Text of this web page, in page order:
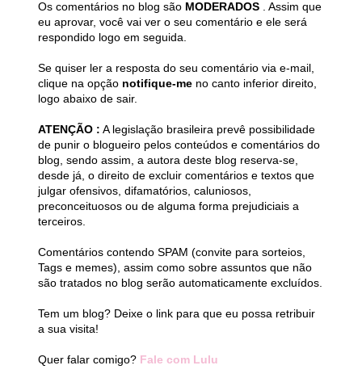
Os comentários no blog são MODERADOS
. Assim que
eu aprovar, você vai ver o seu comentário e ele será
respondido logo em seguida.
Se quiser ler a resposta do seu comentário via e-mail,
clique na opção notifique-me no canto inferior direito,
logo abaixo de sair.
ATENÇÃO : A legislação brasileira prevê possibilidade
de punir o blogueiro pelos conteúdos e comentários do
blog, sendo assim, a autora deste blog reserva-se,
desde já, o direito de excluir comentários e textos que
julgar ofensivos, difamatórios, caluniosos,
preconceituosos ou de alguma forma prejudiciais a
terceiros.
Comentários contendo SPAM (convite para sorteios,
Tags e memes), assim como sobre assuntos que não
são tratados no blog serão automaticamente excluídos.
Tem um blog? Deixe o link para que eu possa retribuir
a sua visita!
Quer falar comigo? Fale com Lulu